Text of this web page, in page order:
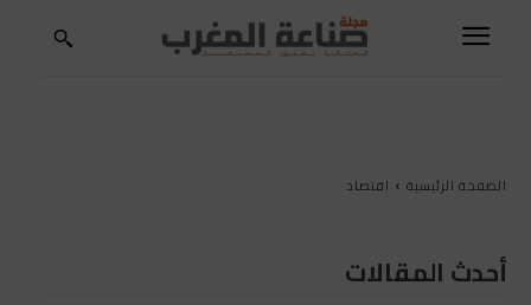
الصفحة الرئيسية اقتصاد
أحدث المقالات